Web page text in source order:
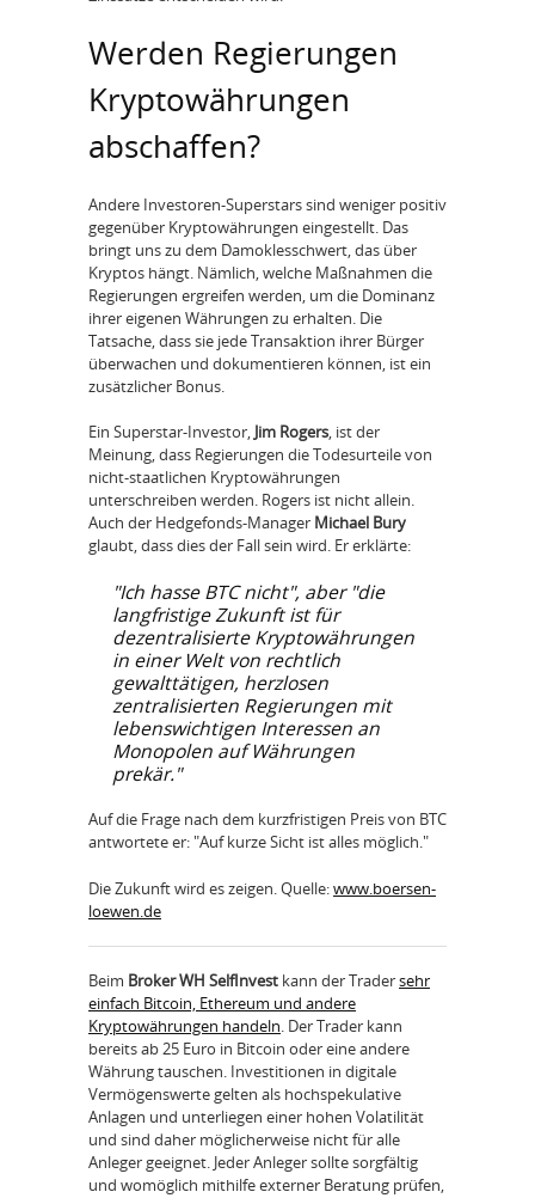
Werden Regierungen
Kryptowährungen
abschaffen?
Andere Investoren-Superstars sind weniger positiv
gegenüber Kryptowährungen eingestellt. Das
bringt uns zu dem Damoklesschwert, das über
Kryptos hängt. Nämlich, welche Maßnahmen die
Regierungen ergreifen werden, um die Dominanz
ihrer eigenen Währungen zu erhalten. Die
Tatsache, dass sie jede Transaktion ihrer Bürger
überwachen und dokumentieren können, ist ein
zusätzlicher Bonus.
Ein Superstar-Investor, Jim Rogers, ist der
Meinung, dass Regierungen die Todesurteile von
nicht-staatlichen Kryptowährungen
unterschreiben werden. Rogers ist nicht allein.
Auch der Hedgefonds-Manager Michael Bury
glaubt, dass dies der Fall sein wird. Er erklärte:
"Ich hasse BTC nicht", aber "die
langfristige Zukunft ist für
dezentralisierte Kryptowährungen
in einer Welt von rechtlich
gewalttätigen, herzlosen
zentralisierten Regierungen mit
lebenswichtigen Interessen an
Monopolen auf Währungen
prekär."
Auf die Frage nach dem kurzfristigen Preis von BTC
antwortete er: "Auf kurze Sicht ist alles möglich."
Die Zukunft wird es zeigen. Quelle:www.boersen-
loewen.de
Beim Broker WH SelfInvest kann der Tradersehr
einfach Bitcoin, Ethereum und andere
Kryptowährungen handeln. Der Trader kann
bereits ab 25 Euro in Bitcoin oder eine andere
Währung tauschen. Investitionen in digitale
Vermögenswerte gelten als hochspekulative
Anlagen und unterliegen einer hohen Volatilität
und sind daher möglicherweise nicht für alle
Anleger geeignet. Jeder Anleger sollte sorgfältig
und womöglich mithilfe externer Beratung prüfen,